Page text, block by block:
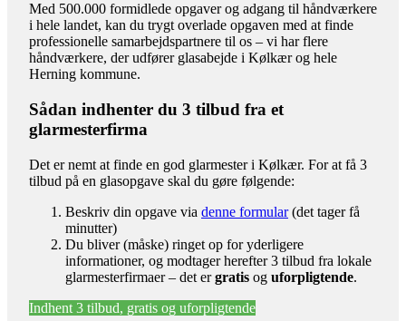
Med 500.000 formidlede opgaver og adgang til håndværkere
i hele landet, kan du trygt overlade opgaven med at finde
professionelle samarbejdspartnere til os – vi har flere
håndværkere, der udfører glasabejde i Kølkær og hele
Herning kommune.
Sådan indhenter du 3 tilbud fra et
glarmesterfirma
Det er nemt at finde en god glarmester i Kølkær. For at få 3
tilbud på en glasopgave skal du gøre følgende:
Beskriv din opgave via denne formular(det tager få
minutter)
Du bliver (måske) ringet op for yderligere
informationer, og modtager herefter 3 tilbud fra lokale
glarmesterfirmaer – det ergratis og uforpligtende.
Indhent 3 tilbud, gratis og uforpligtende